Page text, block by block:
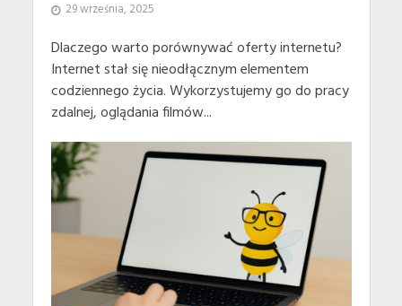
29 września, 2025
Dlaczego warto porównywać oferty internetu?
Internet stał się nieodłącznym elementem
codziennego życia. Wykorzystujemy go do pracy
zdalnej, oglądania filmów...